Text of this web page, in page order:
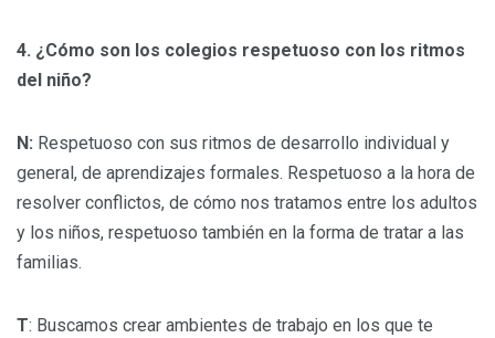
4. ¿Cómo son los colegios respetuoso con los ritmos
del niño?
N: Respetuoso con sus ritmos de desarrollo individual y
general, de aprendizajes formales. Respetuoso a la hora de
resolver conflictos, de cómo nos tratamos entre los adultos
y los niños, respetuoso también en la forma de tratar a las
familias.
T: Buscamos crear ambientes de trabajo en los que te